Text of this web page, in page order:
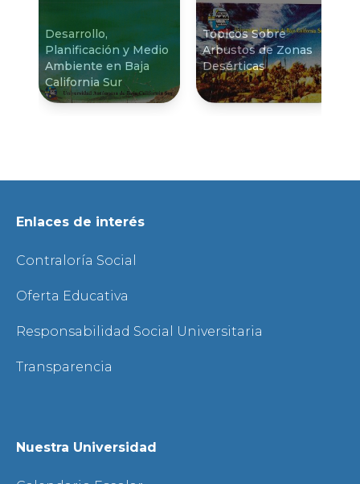
Desarrollo,
Planificación y Medio
Ambiente en Baja
California Sur
Tópicos Sobre
Arbustos de Zonas
Desérticas
Enlaces de interés
Contraloría Social
Oferta Educativa
Responsabilidad Social Universitaria
Transparencia
Nuestra Universidad